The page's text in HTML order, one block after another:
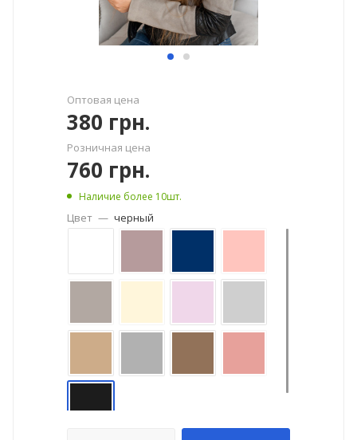
Оптовая цена
380 грн.
Розничная цена
760 грн.
Наличие более 10шт.
Цвет — черный